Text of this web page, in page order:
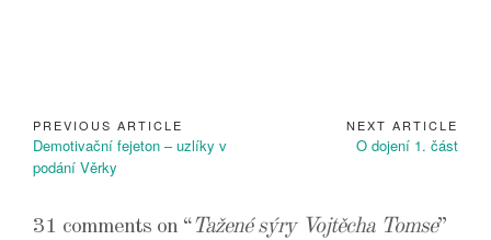
Navigace
pro
PREVIOUS ARTICLE
Previous
Article:
Demotivační fejeton – uzlíky v
podání Věrky
NEXT ARTICLE
Next
O dojení 1. část
31 comments on “Tažené sýry Vojtěcha Tomse”